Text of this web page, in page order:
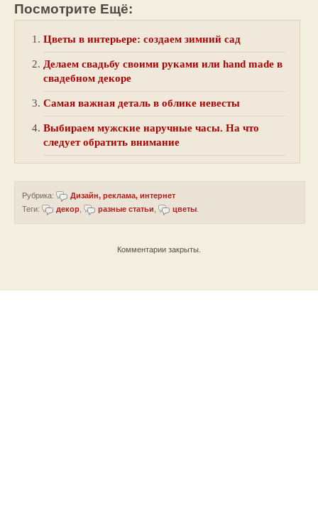
Посмотрите Ещё:
Цветы в интерьере: создаем зимний сад
Делаем свадьбу своими руками или hand made в
свадебном декоре
Самая важная деталь в облике невесты
Выбираем мужские наручные часы. На что
следует обратить внимание
Рубрика:
Дизайн, реклама, интернет
Теги:
декор разные статьи цветы
Комментарии закрыты.